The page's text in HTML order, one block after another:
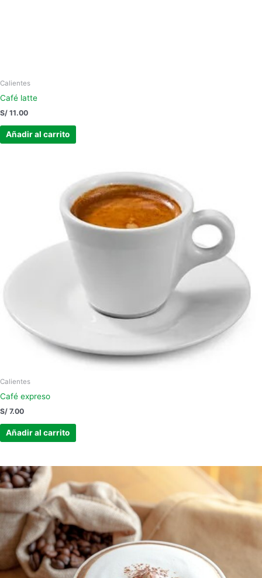
Calientes
Café latte
S/ 11.00
Añadir al carrito
Calientes
Café expreso
S/ 7.00
Añadir al carrito